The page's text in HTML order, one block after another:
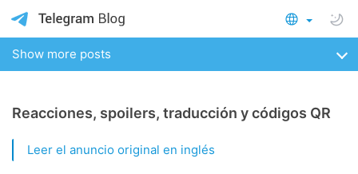
Show more posts
Reacciones, spoilers, traducción y códigos QR
Leer el anuncio original en inglés